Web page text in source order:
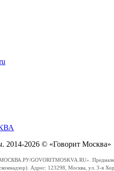
2014-2026 © «Говорит Москва»
GOVORITMOSKVA.RU».
Адрес: 123298, Москва, ул. 3-я